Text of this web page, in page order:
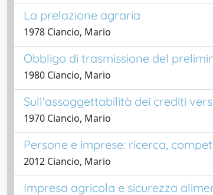
La prelazione agraria
1978 Ciancio, Mario
Obbligo di trasmissione del
1980 Ciancio, Mario
Sull'assoggettabilità dei crediti
1970 Ciancio, Mario
Persone e imprese: ricerca,
2012 Ciancio, Mario
Impresa agricola e sicurezza